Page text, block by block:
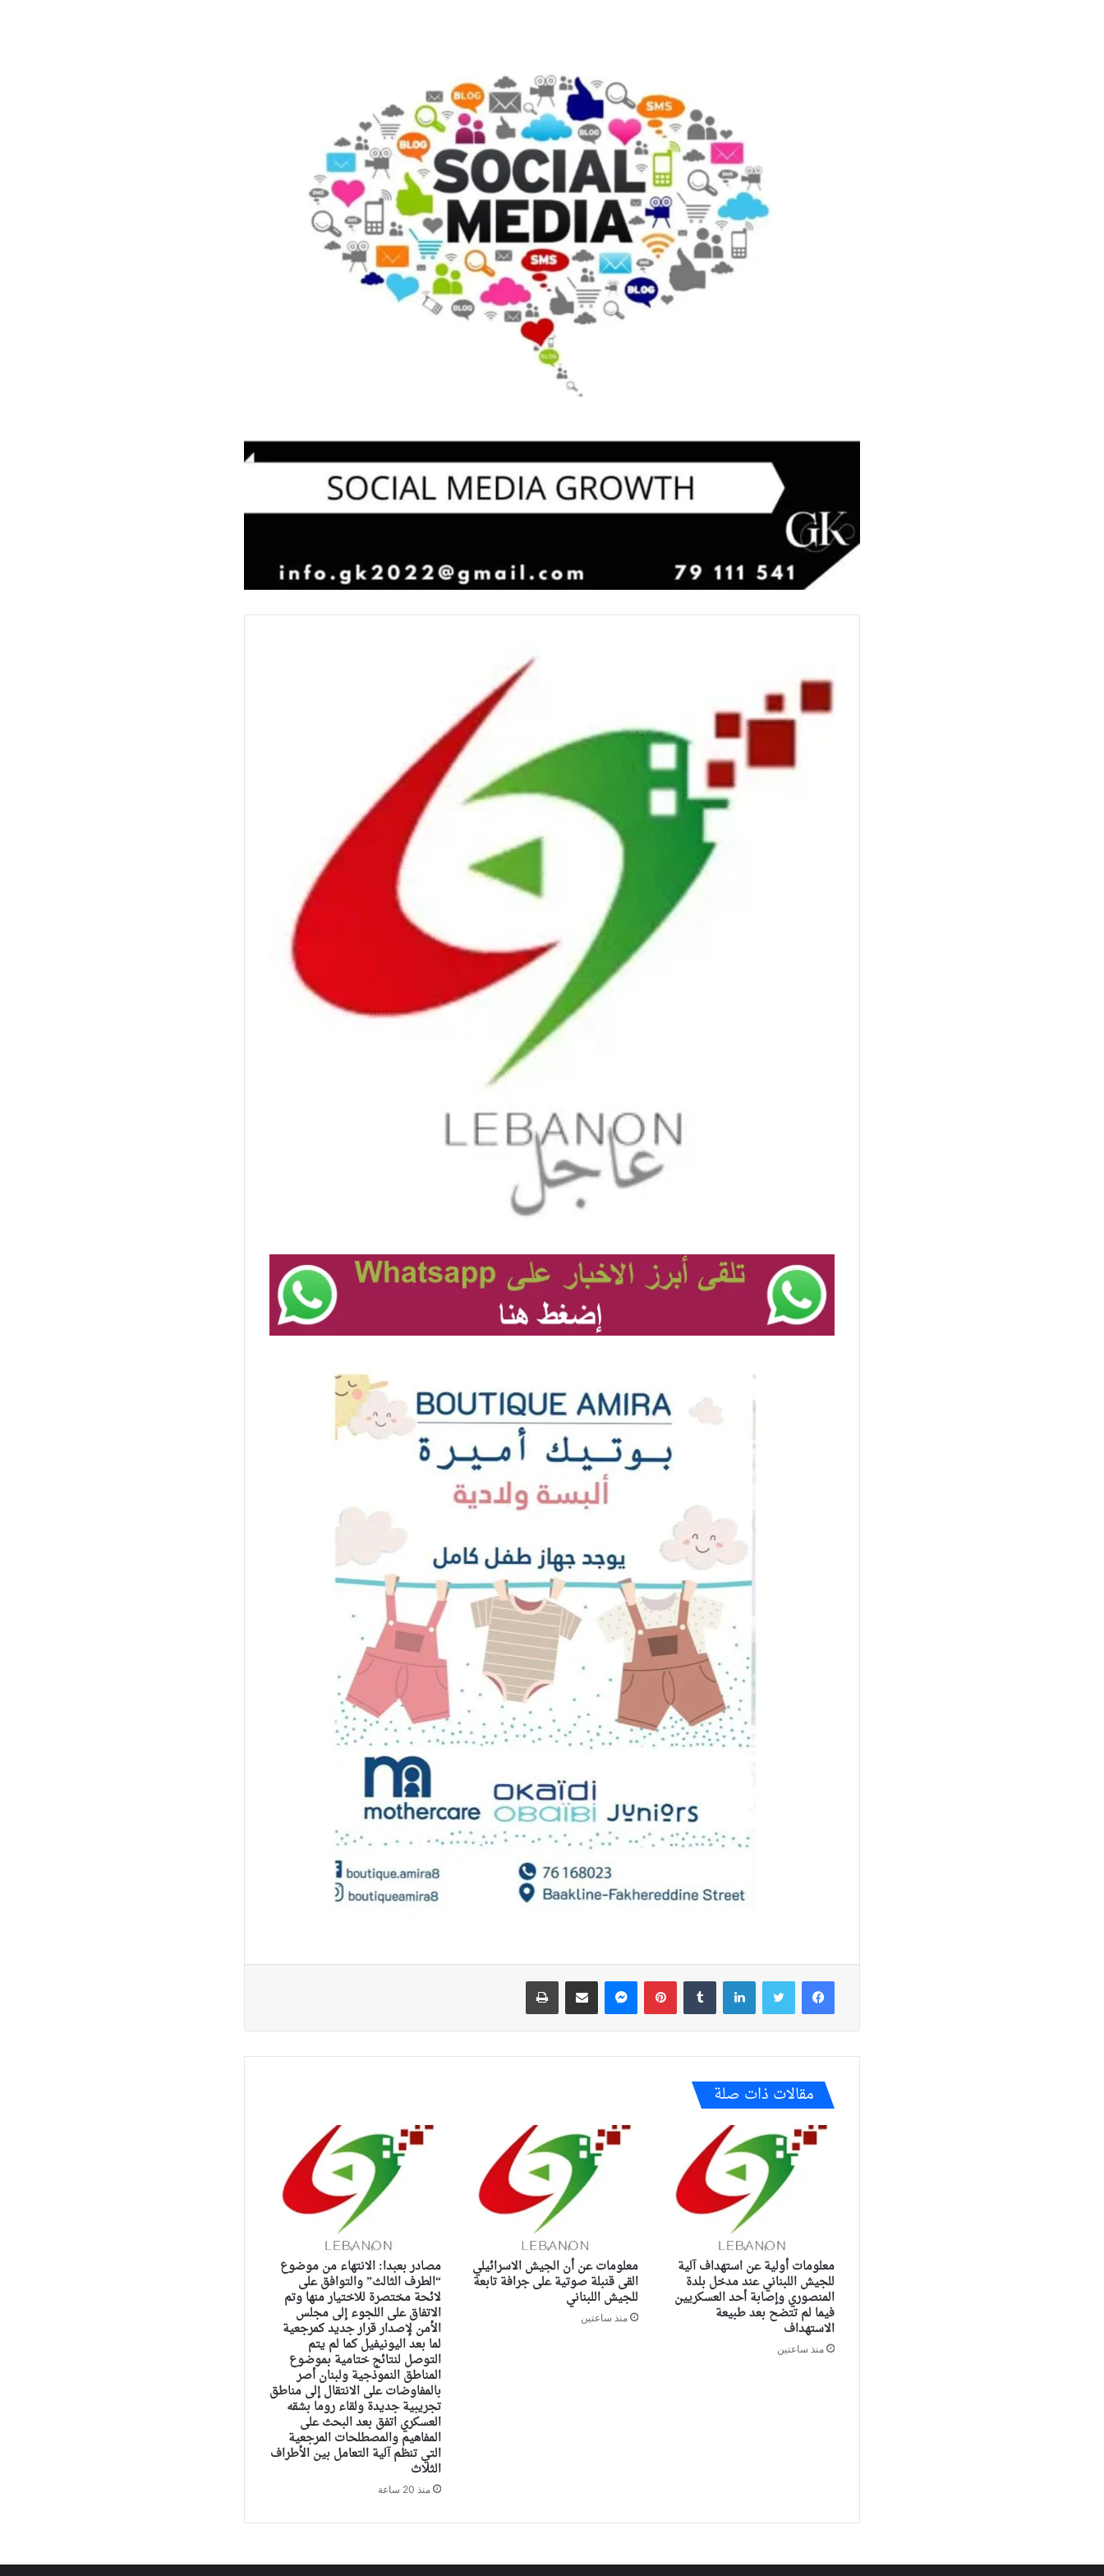
فيسبوك تويتر لينكدإن بينتيريستماسنجر مشاركة عبر البريد طباعة
مقالات ذات صلة
معلومات أولية عن استهداف آلية
للجيش اللبناني عند مدخل بلدة
المنصوري وإصابة أحد العسكريين
فيما لم تتضح بعد طبيعة
الاستهداف
منذ ساعتين
معلومات عن أن الجيش الاسرائيلي
القى قنبلة صوتية على جرافة تابعة
للجيش اللبناني
منذ ساعتين
مصادر بعبدا: الانتهاء من موضوع
“الطرف الثالث” والتوافق على
لائحة مختصرة للاختيار منها وتم
الاتفاق على اللجوء إلى مجلس
الأمن لإصدار قرار جديد كمرجعية
لما بعد اليونيفيل كما لم يتم
التوصل لنتائج ختامية بموضوع
المناطق النموذجية ولبنان أصر
بالمفاوضات على الانتقال إلى مناطق
تجريبية جديدة ولقاء روما بشقه
العسكري اتفق بعد البحث على
المفاهيم والمصطلحات المرجعية
التي تنظم آلية التعامل بين الأطراف
الثلاث
منذ 20 ساعة